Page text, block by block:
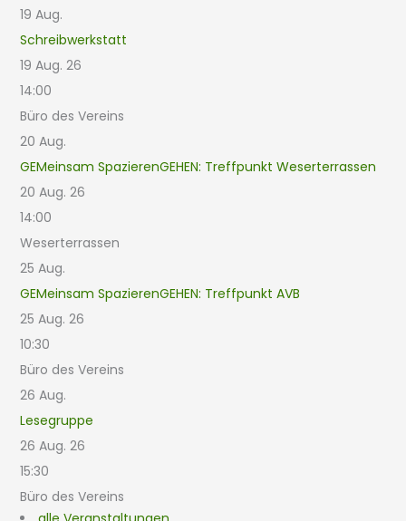
19 Aug.
Schreibwerkstatt
19 Aug. 26
14:00
Büro des Vereins
20 Aug.
GEMeinsam SpazierenGEHEN: Treffpunkt Weserterrassen
20 Aug. 26
14:00
Weserterrassen
25 Aug.
GEMeinsam SpazierenGEHEN: Treffpunkt AVB
25 Aug. 26
10:30
Büro des Vereins
26 Aug.
Lesegruppe
26 Aug. 26
15:30
Büro des Vereins